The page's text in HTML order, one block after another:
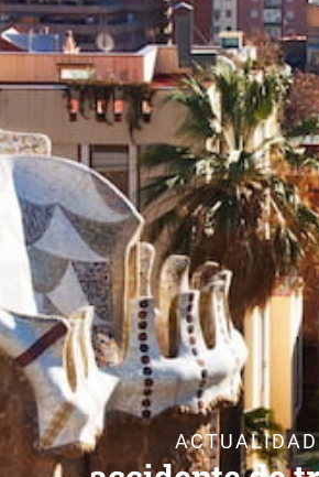
ACTUALIDAD